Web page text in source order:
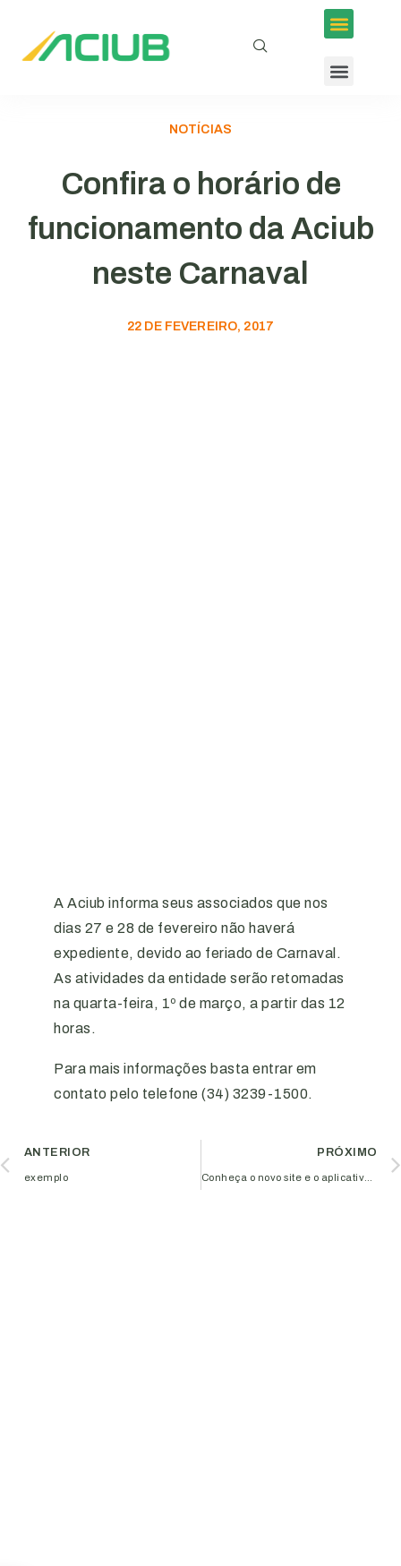
NOTÍCIAS
Confira o horário de
funcionamento da Aciub
neste Carnaval
22 DE FEVEREIRO, 2017
A Aciub informa seus associados que nos
dias 27 e 28 de fevereiro não haverá
expediente, devido ao feriado de Carnaval.
As atividades da entidade serão retomadas
na quarta-feira, 1º de março, a partir das 12
horas.
Para mais informações basta entrar em
contato pelo telefone (34) 3239-1500.
ANTERIOR
exemplo
PRÓXIMO